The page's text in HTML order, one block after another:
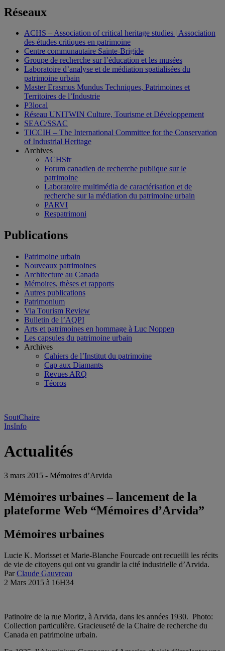
Réseaux
ACHS – Association of critical heritage studies | Association
des études critiques en patrimoine
Centre communautaire Sainte-Brigide
Groupe de recherche sur l’éducation et les musées
Laboratoire d’analyse et de médiation spatialisées du
patrimoine urbain
Master Erasmus Mundus Techniques, Patrimoines et
Territoires de l’Industrie
P3local
Réseau UNITWIN Culture, Tourisme et Développement
SEAC/SSAC
TICCIH – The International Committee for the Conservation
of Industrial Heritage
Archives
ACHSfr
Forum canadien de recherche publique sur le
patrimoine
Laboratoire multimédia de caractérisation et de
recherche sur la médiation du patrimoine urbain
PARVI
Respatrimoni
Publications
Patrimoine urbain
Nouveaux patrimoines
Architecture au Canada
Mémoires, thèses et rapports
Autres publications
Patrimonium
Via Tourism Review
Bulletin de l’AQPI
Arts et patrimoines en hommage à Luc Noppen
Les capsules du patrimoine urbain
Archives
Cahiers de l’Institut du patrimoine
Cap aux Diamants
Revues ARQ
Téoros
SoutChaire
InsInfo
Actualités
3 mars 2015 - Mémoires d’Arvida
Mémoires urbaines – lancement de la
plateforme Web “Mémoires d’Arvida”
Mémoires urbaines
Lucie K. Morisset et Marie-Blanche Fourcade ont recueilli les récits
de vie de citoyens qui ont vu grandir la cité industrielle d’Arvida.
ParClaude Gauvreau
2 Mars 2015 à 16H34
Patinoire de la rue Moritz, à Arvida, dans les années 1930. Photo:
Collection particulière. Gracieuseté de la Chaire de recherche du
Canada en patrimoine urbain.